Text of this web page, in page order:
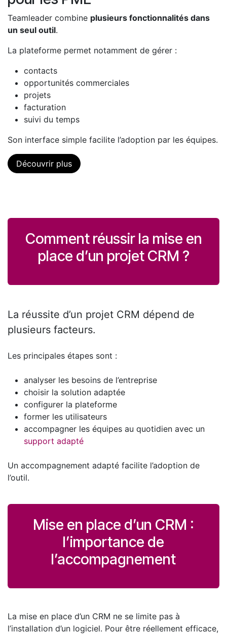
Teamleader combine plusieurs fonctionnalités dans
un seul outil.
La plateforme permet notamment de gérer :
contacts
opportunités commerciales
projets
facturation
suivi du temps
Son interface simple facilite l’adoption par les équipes.
Découvrir plus
Comment réussir la mise en
place d’un projet CRM ?
La réussite d’un projet CRM dépend de
plusieurs facteurs.
Les principales étapes sont :
analyser les besoins de l’entreprise
choisir la solution adaptée
configurer la plateforme
former les utilisateurs
accompagner les équipes au quotidien avec un
support adapté
Un accompagnement adapté facilite l’adoption de
l’outil.
Mise en place d’un CRM :
l’importance de
l’accompagnement
La mise en place d’un CRM ne se limite pas à
l’installation d’un logiciel. Pour être réellement efficace,